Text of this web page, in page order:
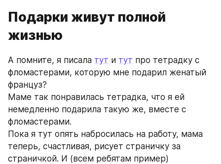
Подарки живут полной
жизнью
А помните, я писала тут и тут про тетрадку с
фломастерами, которую мне подарил женатый
француз?
Маме так понравилась тетрадка, что я ей
немедленно подарила такую же, вместе с
фломастерами.
Пока я тут опять набросилась на работу, мама
теперь, счастливая, рисует страничку за
страничкой. И (всем ребятам пример)